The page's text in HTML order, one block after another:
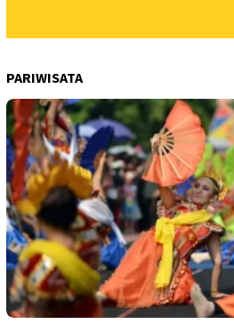
PARIWISATA